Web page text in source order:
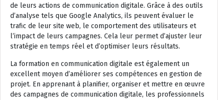
de leurs actions de communication digitale. Grâce à des outils
d’analyse tels que Google Analytics, ils peuvent évaluer le
trafic de leur site web, le comportement des utilisateurs et
l’impact de leurs campagnes. Cela leur permet d’ajuster leur
stratégie en temps réel et d’optimiser leurs résultats.
La formation en communication digitale est également un
excellent moyen d’améliorer ses compétences en gestion de
projet. En apprenant à planifier, organiser et mettre en œuvre
des campagnes de communication digitale, les professionnels